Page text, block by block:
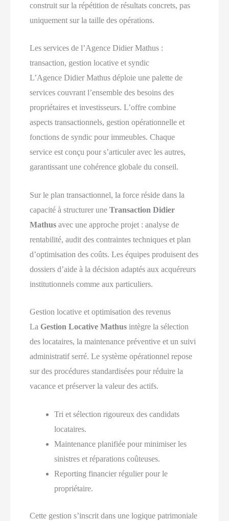
construit sur la répétition de résultats concrets, pas
uniquement sur la taille des opérations.
Les services de l’Agence Didier Mathus :
transaction, gestion locative et syndic
L’Agence Didier Mathus déploie une palette de
services couvrant l’ensemble des besoins des
propriétaires et investisseurs. L’offre combine
aspects transactionnels, gestion opérationnelle et
fonctions de syndic pour immeubles. Chaque
service est conçu pour s’articuler avec les autres,
garantissant une cohérence globale du conseil.
Sur le plan transactionnel, la force réside dans la
capacité à structurer uneTransaction Didier
Mathus avec une approche projet : analyse de
rentabilité, audit des contraintes techniques et plan
d’optimisation des coûts. Les équipes produisent des
dossiers d’aide à la décision adaptés aux acquéreurs
institutionnels comme aux particuliers.
Gestion locative et optimisation des revenus
LaGestion Locative Mathus intègre la sélection
des locataires, la maintenance préventive et un suivi
administratif serré. Le système opérationnel repose
sur des procédures standardisées pour réduire la
vacance et préserver la valeur des actifs.
Tri et sélection rigoureux des candidats
locataires.
Maintenance planifiée pour minimiser les
sinistres et réparations coûteuses.
Reporting financier régulier pour le
propriétaire.
Cette gestion s’inscrit dans une logique patrimoniale